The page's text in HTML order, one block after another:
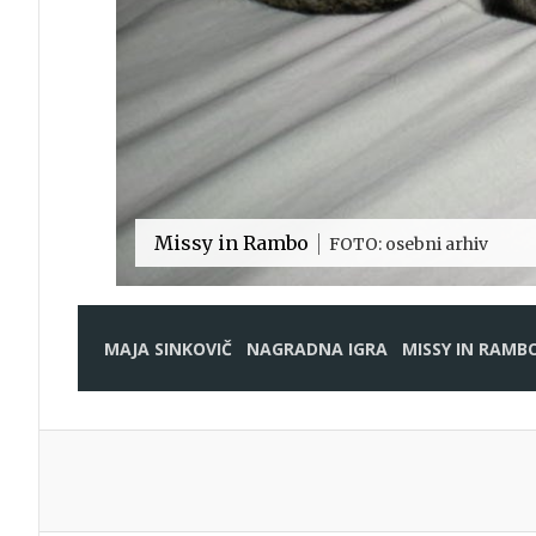
Missy in Rambo FOTO: osebni arhiv
MAJA SINKOVIČ NAGRADNA IGRA MISSY IN